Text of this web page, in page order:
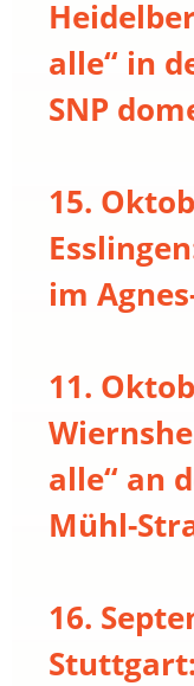
alle“ in
SNP
15.
im
11.
alle“ an
Mühl-
16.